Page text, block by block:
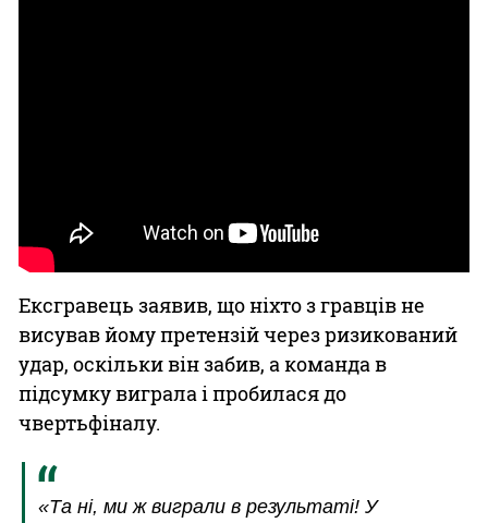
Ексгравець заявив, що ніхто з гравців не
висував йому претензій через ризикований
удар, оскільки він забив, а команда в
підсумку виграла і пробилася до
чвертьфіналу.
«Та ні, ми ж виграли в результаті! У